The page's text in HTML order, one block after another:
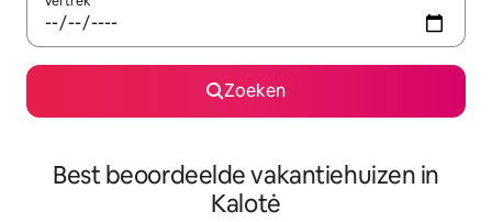
Zoeken
Best beoordeelde vakantiehuizen in
Kalotė